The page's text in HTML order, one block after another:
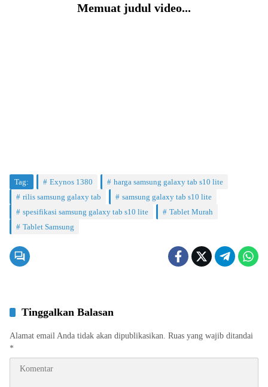
Memuat judul video...
Tag: Exynos 1380
harga samsung galaxy tab s10 lite
rilis samsung galaxy tab
samsung galaxy tab s10 lite
spesifikasi samsung galaxy tab s10 lite
Tablet Murah
Tablet Samsung
Tinggalkan Balasan
Alamat email Anda tidak akan dipublikasikan. Ruas yang wajib ditandai
*